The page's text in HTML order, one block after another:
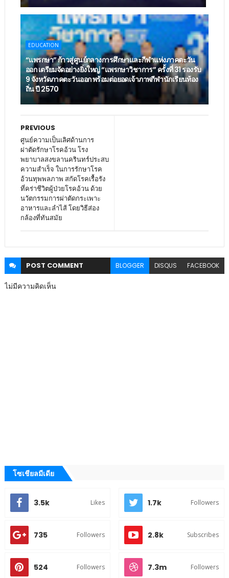
EDUCATION
“แพรกษา” ก้าวสู่ศูนย์กลางการศึกษาและกีฬาแห่งภาคตะวัน
ออก เตรียมจัดอย่างยิ่งใหญ่ “แพรกษาวิชาการ” ครั้งที่ 31 รองรับ
9 จังหวัดภาคตะวันออก พร้อมต่อยอดเจ้าภาพกีฬานักเรียนท้อง
ถิ่น ปี 2570
PREVIOUS
ศูนย์ความเป็นเลิศด้านการ
ผ่าตัดรักษาโรคอ้วน โรง
พยาบาลสงขลานครินทร์ประสบ
ความสำเร็จ ในการรักษาโรค
อ้วนทุพพลภาพ สกัดโรคเรื้อรัง
ที่คร่าชีวิตผู้ป่วยโรคอ้วน ด้วย
นวัตกรรมการผ่าตัดกระเพาะ
อาหารและลำไส้ โดยวิธีส่อง
กล้องที่ทันสมัย
POST COMMENT BLOGGER DISQUS FACEBOOK
ไม่มีความคิดเห็น
โซเชียลมีเดีย
3.5k Likes 1.7k Followers
735 Followers 2.8k Subscribes
524 Followers 7.3m Followers